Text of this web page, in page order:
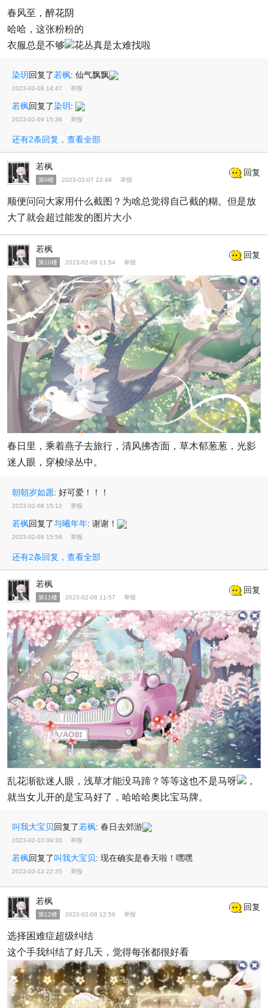
春风至，醉花阴
哈哈，这张粉粉的
衣服总是不够
花丛真是太难找啦
染玥回复了若枫: 仙气飘飘
2023-02-09 14:47 举报
若枫回复了染玥:
2023-02-09 15:36 举报
还有2条回复，查看全部
若枫
第9楼 2023-02-07 22:48 举报
回复
顺便问问大家用什么截图？为啥总觉得自己截的糊。但是放
大了就会超过能发的图片大小
若枫
第10楼 2023-02-08 11:54 举报
回复
春日里，乘着燕子去旅行，清风拂杏面，草木郁葱葱，光影
迷人眼，穿梭绿丛中。
朝朝岁如愿: 好可爱！！！
2023-02-08 15:12 举报
若枫回复了与曦年年: 谢谢！
2023-02-08 15:59 举报
还有2条回复，查看全部
若枫
第11楼 2023-02-08 11:57 举报
回复
乱花渐欲迷人眼，浅草才能没马蹄？等等这也不是马呀
，
就当女儿开的是宝马好了，哈哈哈奥比宝马牌。
叫我大宝贝回复了若枫: 春日去郊游
2023-02-10 09:30 举报
若枫回复了叫我大宝贝: 现在确实是春天啦！嘿嘿
2023-03-13 22:35 举报
若枫
第12楼 2023-02-08 12:56 举报
回复
选择困难症超级纠结
这个手我纠结了好几天，觉得每张都很好看